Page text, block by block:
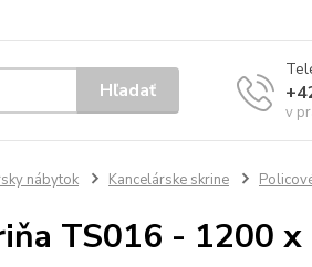
Hľadať
v
nábytok Kancelárske skrine
TS016 - 1200